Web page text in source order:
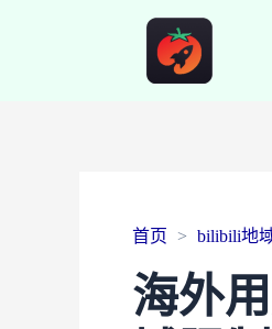
首页 bilibili地
海外